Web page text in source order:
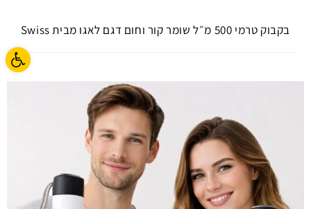
בקבוק טרמי 500 מ״ל שומר קור וחום דגם לאגו מבית Swiss
פתח